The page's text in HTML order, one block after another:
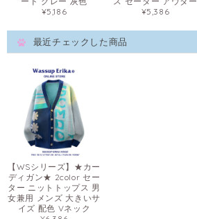
¥5,186
¥5,386
最近チェックした商品
【WSシリーズ】★カー
ディガン★ 2color セー
ター ニットトップス 男
女兼用 メンズ 大きいサ
イズ 配色 Vネック